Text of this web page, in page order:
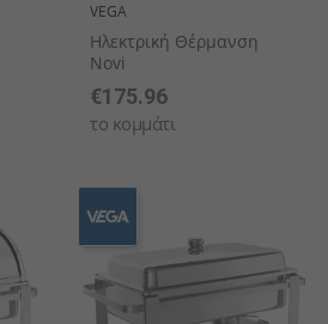
VEGA
Ηλεκτρική Θέρμανση
Novi
€175.96
το κομμάτι